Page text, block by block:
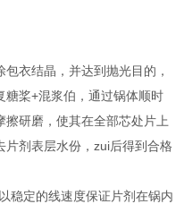
衣结晶，并达到抛光目的，
糖桨+混浆伯，通过锅体顺时
研磨，使其在全部芯处片上
剂表层水份，zui后得到合格
稳定的线速度保证片剂在锅内